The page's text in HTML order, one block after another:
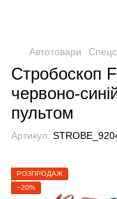
Автотовари
Стробоскоп
червоно-
пультом
Артикул:
РОЗПРОДАЖ
−20%